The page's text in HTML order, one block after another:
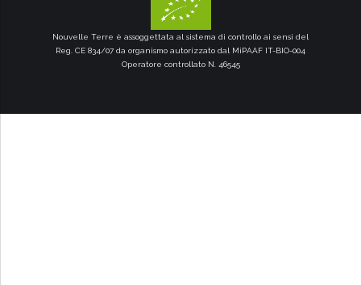
Nouvelle Terre è assoggettata al sistema di controllo ai sensi del
Reg. CE 834/07 da organismo autorizzato dal MiPAAF IT-BIO-004
Operatore controllato N. 46545